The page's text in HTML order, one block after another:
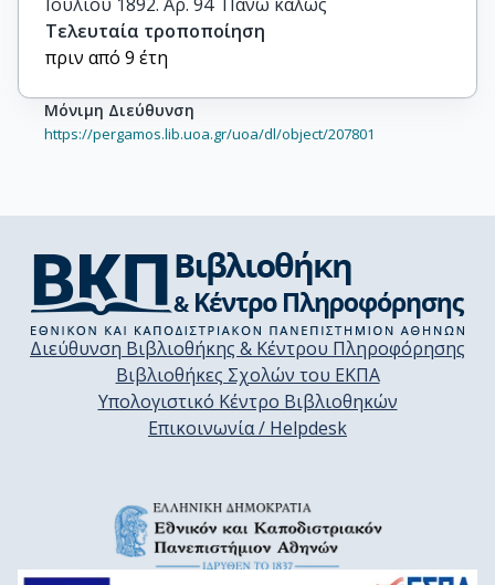
Τελευταία τροποποίηση
πριν από 9 έτη
Μόνιμη Διεύθυνση
https://pergamos.lib.uoa.gr/uoa/dl/object/207801
Διεύθυνση Βιβλιοθήκης & Κέντρου Πληροφόρησης
Βιβλιοθήκες Σχολών του ΕΚΠΑ
Υπολογιστικό Κέντρο Βιβλιοθηκών
Επικοινωνία / Helpdesk